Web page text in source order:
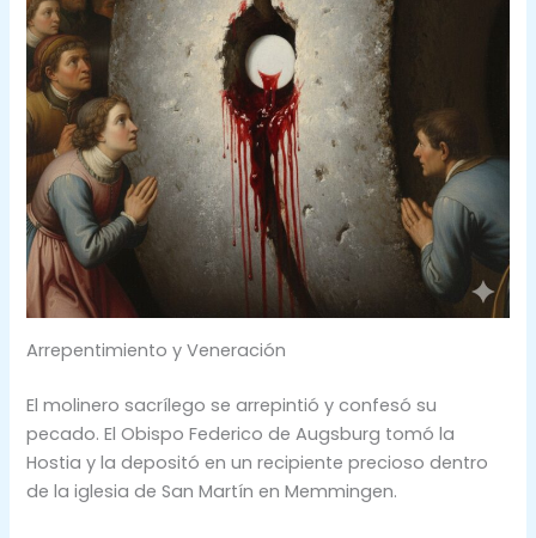
Arrepentimiento y Veneración
El molinero sacrílego se arrepintió y confesó su
pecado. El Obispo Federico de Augsburg tomó la
Hostia y la depositó en un recipiente precioso dentro
de la iglesia de San Martín en Memmingen.